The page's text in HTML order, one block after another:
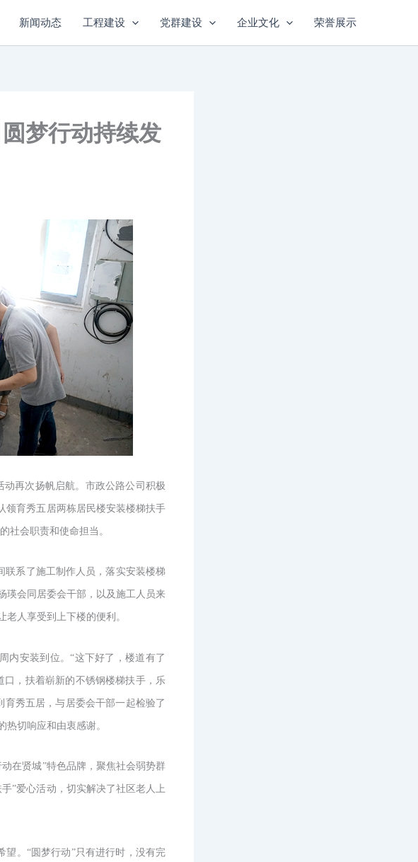
新闻动态 工程建设 党群建设 企业文化 荣誉展示
梦行动持续发
再次扬帆启航。 市政公路公司积极
领育秀五居两栋居民楼安装楼梯扶手
社会职责和使命担当。
联系了施工制作人员，落实安装楼梯
瑛会同居委会干部，以及施工人员来
人享受到上下楼的便利。
内安装到位。“这下好了，楼道有了
口，扶着崭新的不锈钢楼梯扶手，乐
秀五居，与居委会干部一起检验了
切响应和由衷感谢。
在贤城”特色品牌，聚焦社会弱势群
”爱心活动，切实解决了社区老人上
。 “圆梦行动”只有进行时，没有完